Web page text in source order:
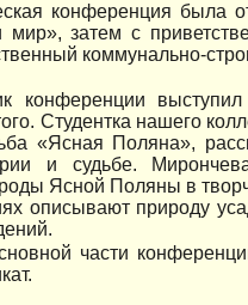
конференция была
мир», затем с
коммунально-
конференции
Студентка нашего
«Ясная Поляна»,
и судьбе.
Ясной Поляны в
описывают природу
части